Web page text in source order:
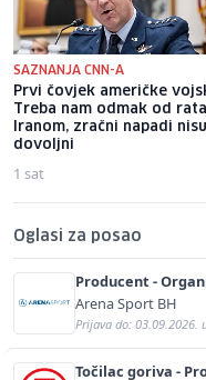
SAZNANJA CNN-A
Prvi čovjek američke
Treba nam odmak od
Iranom, zračni napadi nisu
dovoljni
1 sat
Oglasi za posao
Producent -
Arena Sport BH
Prijava do: 03.09.2026.
Točilac goriva -